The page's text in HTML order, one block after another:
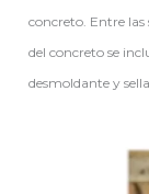
concreto. Entre
del concreto se
desmoldante y